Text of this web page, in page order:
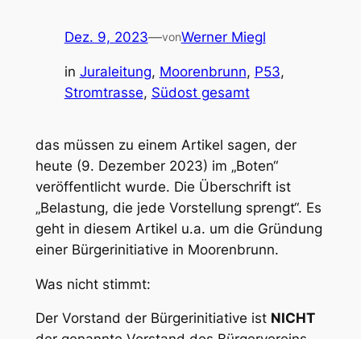
Dez. 9, 2023—vonWerner Miegl
in Juraleitung, Moorenbrunn, P53
Stromtrasse, Südost gesamt
das müssen zu einem Artikel sagen, der
heute (9. Dezember 2023) im „Boten“
veröffentlicht wurde. Die Überschrift ist
„Belastung, die jede Vorstellung sprengt“. Es
geht in diesem Artikel u.a. um die Gründung
einer Bürgerinitiative in Moorenbrunn.
Was nicht stimmt:
Der Vorstand der Bürgerinitiative ist NICHT